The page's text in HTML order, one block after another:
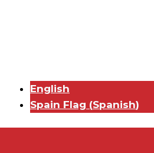
English
Spain Flag (Spanish)